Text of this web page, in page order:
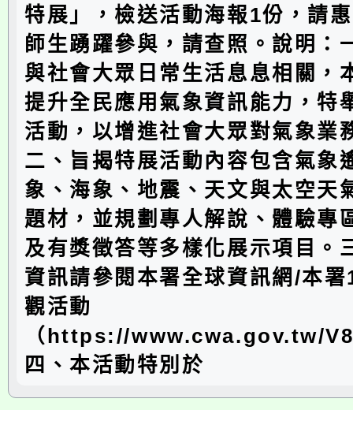
特展」，檢送活動海報1份，請
師生踴躍參與，請查照。說明：
與社會大眾日常生活息息相關，
提升全民應用氣象資訊能力，特
活動，以增進社會大眾對氣象業
二、旨揭特展活動內容包含氣象
象、海象、地震、天文與太空天
題材，並規劃專人解說、體驗專
及有獎徵答等多樣化展示項目。
資訊請參閱本署全球資訊網/本
觀活動
（https://www.cwa.gov.tw/
四、本活動特別於